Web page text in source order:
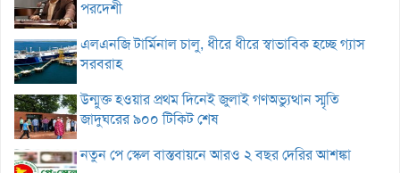
পরদেশী
এলএনজি টার্মিনাল চালু, ধীরে ধীরে স্বাভাবিক হচ্ছে গ্যাস
সরবরাহ
উন্মুক্ত হওয়ার প্রথম দিনেই জুলাই গণঅভ্যুত্থান স্মৃতি
জাদুঘরের ৯০০ টিকিট শেষ
নতুন পে স্কেল বাস্তবায়নে আরও ২ বছর দেরির আশঙ্কা